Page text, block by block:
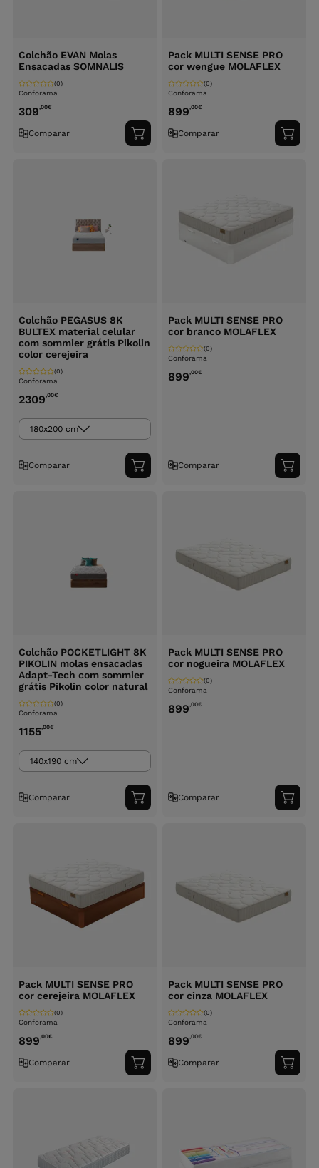
Colchão EVAN Molas
Ensacadas SOMNALIS
Conforama
(0)
309,00€
Comparar
Adicionar
ao
Pack MULTI SENSE PRO
cor wengue MOLAFLEX
Conforama
(0)
899,00€
Comparar
ao
Colchão PEGASUS 8K
BULTEX material celular
com sommier grátis Pikolin
color cerejeira
Conforama
(0)
2309,00€
180x200 cm
Comparar
Adicionar
ao
Pack MULTI SENSE PRO
cor branco MOLAFLEX
Conforama
(0)
899,00€
Comparar
ao
Colchão POCKETLIGHT 8K
PIKOLIN molas ensacadas
Adapt-Tech com sommier
grátis Pikolin color natural
Conforama
(0)
1155,00€
140x190 cm
Comparar
Adicionar
ao
Pack MULTI SENSE PRO
cor nogueira MOLAFLEX
Conforama
(0)
899,00€
Comparar
ao
Pack MULTI SENSE PRO
cor cerejeira MOLAFLEX
Conforama
(0)
899,00€
Comparar
Adicionar
ao
Pack MULTI SENSE PRO
cor cinza MOLAFLEX
Conforama
(0)
899,00€
Comparar
ao